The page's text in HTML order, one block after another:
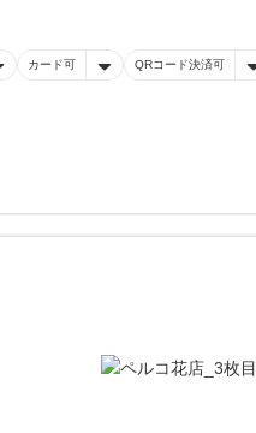
カード可 QRコード決済可